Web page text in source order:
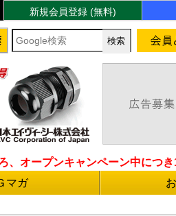
新規会員登録 (無料)
、オープンキャンペーン中につ
マガ